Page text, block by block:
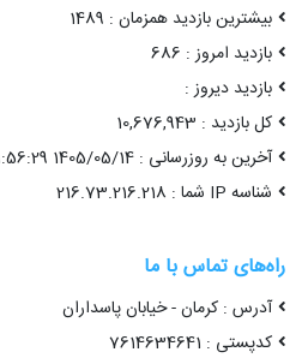
بیشترین بازدید همزمان : 1489
بازدید امروز : 686
بازدید دیروز :
کل بازدید : 10,676,943
آخرین به روزرسانی : 1405/05/14 09:56:29
شناسه IP شما : 216.73.216.218
راه‌های تماس با ما
آدرس : کرمان - خیابان پاسداران
کدپستی : 7614634641